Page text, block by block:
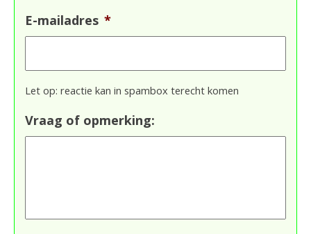
E-mailadres *
Let op: reactie kan in spambox terecht komen
Vraag of opmerking: